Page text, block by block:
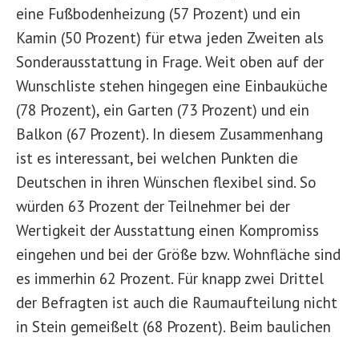
eine Fußbodenheizung (57 Prozent) und ein
Kamin (50 Prozent) für etwa jeden Zweiten als
Sonderausstattung in Frage. Weit oben auf der
Wunschliste stehen hingegen eine Einbauküche
(78 Prozent), ein Garten (73 Prozent) und ein
Balkon (67 Prozent). In diesem Zusammenhang
ist es interessant, bei welchen Punkten die
Deutschen in ihren Wünschen flexibel sind. So
würden 63 Prozent der Teilnehmer bei der
Wertigkeit der Ausstattung einen Kompromiss
eingehen und bei der Größe bzw. Wohnfläche sind
es immerhin 62 Prozent. Für knapp zwei Drittel
der Befragten ist auch die Raumaufteilung nicht
in Stein gemeißelt (68 Prozent). Beim baulichen